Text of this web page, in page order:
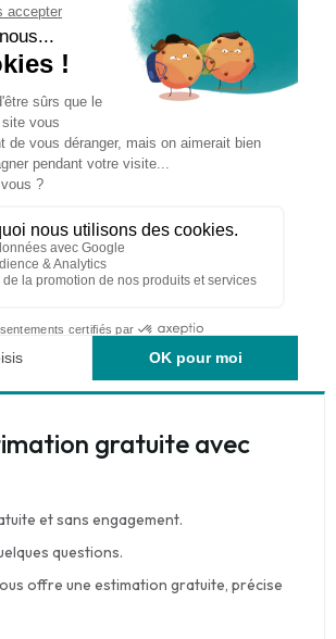
gratuite avec
et sans engagement.
questions.
offre une estimation gratuite, précise